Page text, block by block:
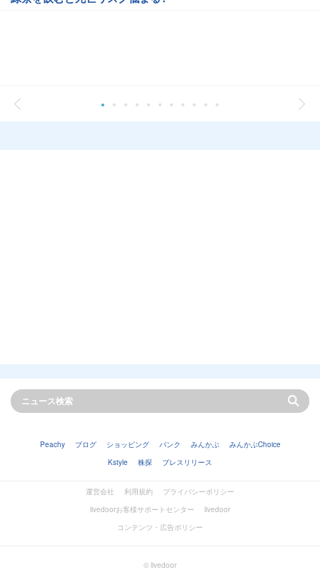
Peachy ブログ ショッピング バンク みんかぶ
みんかぶChoice
Kstyle
株探 プレスリリース
運営会社 利用規約
プライバシーポリシー
livedoorお客様サポートセンター
livedoor
コンテンツ・広告ポリシー
© livedoor